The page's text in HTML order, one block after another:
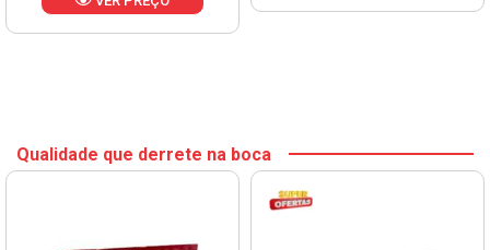
Qualidade que derrete na boca